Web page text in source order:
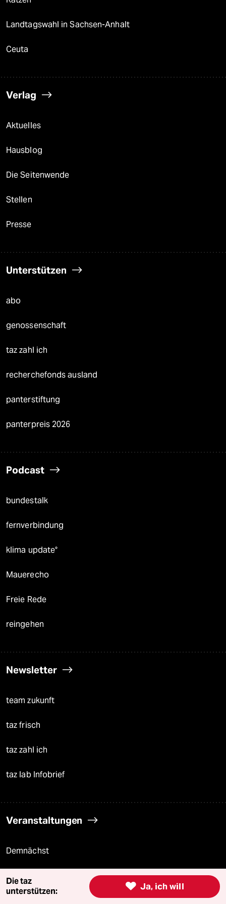
Landtagswahl in Sachsen-Anhalt
Ceuta
Verlag
Aktuelles
Hausblog
Die Seitenwende
Stellen
Presse
Unterstützen
abo
genossenschaft
taz zahl ich
recherchefonds ausland
panterstiftung
panterpreis 2026
Podcast
bundestalk
fernverbindung
klima update°
Mauerecho
Freie Rede
reingehen
Newsletter
team zukunft
taz frisch
taz zahl ich
taz lab Infobrief
Veranstaltungen
Demnächst
Vor Ort
 Ja, ich will
Die taz
unterstützen: